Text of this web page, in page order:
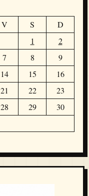
V S
D
1
2
7 8
9
14 15
16
21 22
23
28 29
30